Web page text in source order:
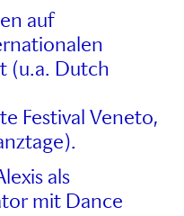
auf
(u.a. Dutch
Festival Veneto,
als
mit Dance